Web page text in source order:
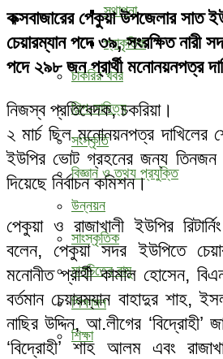
স্থাপনা
প্রাকৃতিক
চাকরির খবর
শিল্প-সাহিত্য
সংস্কৃতি
বিজ্ঞান ও তথ্য প্রযুক্তি
উন্নয়ন
সাংস্কৃতিক
মানচিত্রে রামু
শিক্ষাঙ্গন
শিক্ষা
কক্সবাজারের পেকুয়া উপজেলার সাত
চেয়ারম্যান পদে ৩৯, সংরক্ষিত
পদে ২৯৮ জন প্রার্থী মনোনয়নপত্র
নিজস্ব প্রতিবেদক, চকরিয়া।
২ মার্চ ছিল মনোনয়নপত্র দাখিলের
ইউপির ভোট গ্রহনের জন্য তিনজন
দিয়েছে নির্বাচন কমিশন।
পেকুয়া ও রাজাখালী ইউপির
বলেন, পেকুয়া সদর ইউপিতে
মনোনীত প্রার্থী কামাল হোসেন,
বর্তমান চেয়ারম্যান বাহাদুর শাহ,
নাছির উদ্দিন, আ.লীগের ‘বিদ্রোহী’
‘বিদ্রোহী’ শাহ আলম এবং